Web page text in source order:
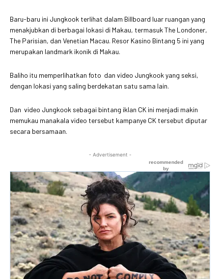
Baru-baru ini Jungkook terlihat dalam Billboard luar ruangan yang
menakjubkan di berbagai lokasi di Makau, termasuk The Londoner,
The Parisian, dan Venetian Macau. Resor Kasino Bintang 5 ini yang
merupakan landmark ikonik di Makau.
Baliho itu memperlihatkan foto dan video Jungkook yang seksi,
dengan lokasi yang saling berdekatan satu sama lain.
Dan video Jungkook sebagai bintang iklan CK ini menjadi makin
memukau manakala video tersebut kampanye CK tersebut diputar
secara bersamaan.
- Advertisement -